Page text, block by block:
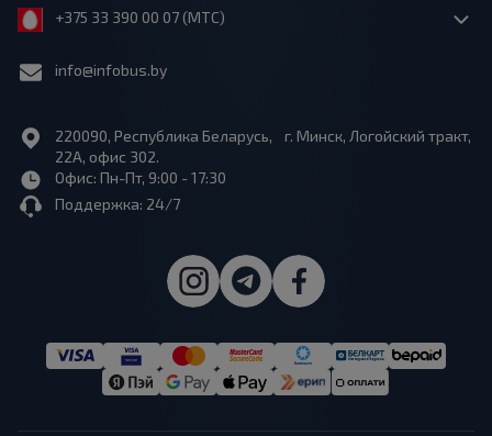
+375 33 390 00 07 (МТС)
info@infobus.by
220090, Республика Беларусь, г. Минск, Логойский тракт,
22А, офис 302.
Офис: Пн-Пт, 9:00 - 17:30
Поддержка: 24/7